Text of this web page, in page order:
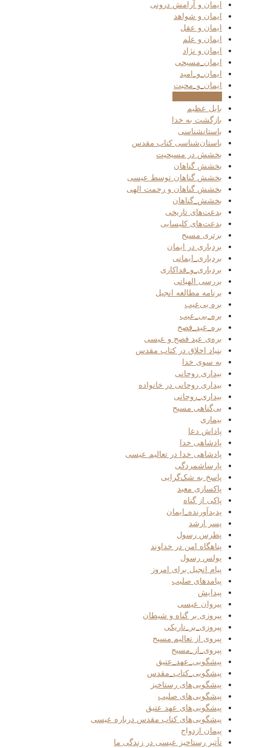
ایمان و آرامش درونی
ایمان و شواهد
ایمان و عقل
ایمان و علم
ایمان و نژاد
ایمان_مسیحی
ایمان_و_امید
ایمان_و_محبت
بابل عظیم
بازگشت به خدا
باستانشناسی
باستان‌شناسی کتاب مقدس
بخشش در مسیحیت
بخشش گناهان
بخشش گناهان توسط عیسی
بخشش گناهان و رحمت الهی
بخشش_گناهان
بدعت‌های تاریخی
بدعت‌های کلیسایی
برتری مسیح
بردباری در ایمان
بردباری_ایمانی
بردباری_و_فداکاری
بررسی الهیاتی
برنامه مطالعه انجیل
بره بی‌عیب
بره_بی_عیب
بره_عید_فصح
بره‌ی عید فصح و عیسی
بنیاد اخلاق در کتاب مقدس
به سوی خدا
بیداری روحانی
بیداری روحانی در خانواده
بیداری_روحانی
بی‌گناهی مسیح
بیماری
پاداش دعا
پادشاهی خدا
پادشاهی خدا در تعالیم عیسی
پارساشمردگی
پاسخ به شک‌گرایی
پاکسازی معبد
پاکی از گناه
پدیدآورنده_ایمان
پسر ارشد
پطرس رسول
پناهگاه امن در خداوند
پولس رسول
پیام انجیل برای امروز
پیامدهای صلیب
پیدایش
پیروان عیسی
پیروزی بر گناه و شیطان
پیروزی_بر_تاریکی
پیروی از تعالیم مسیح
پیروی_از_مسیح
پیشگویی_عهد_عتیق
پیشگویی_کتاب_مقدس
پیشگویی‌های رستاخیز
پیشگویی‌های صلیب
پیشگویی‌های عهد عتیق
پیشگویی‌های کتاب مقدس درباره عیسی
پیمان ازدواج
تأثیر رستاخیز عیسی در زندگی ما